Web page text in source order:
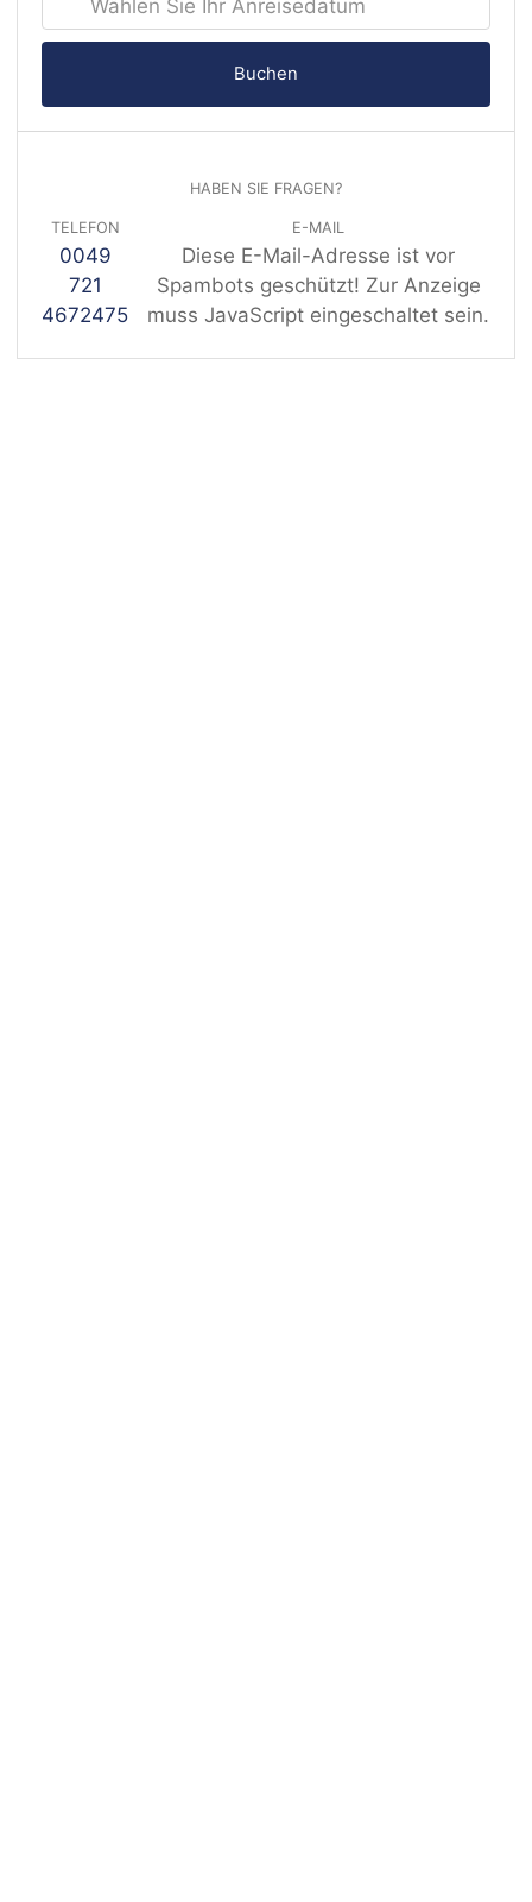
Buchen
HABEN SIE FRAGEN?
TELEFON
0049
721
4672475
E-MAIL
Diese E-Mail-Adresse ist vor
Spambots geschützt! Zur Anzeige
muss JavaScript eingeschaltet sein.